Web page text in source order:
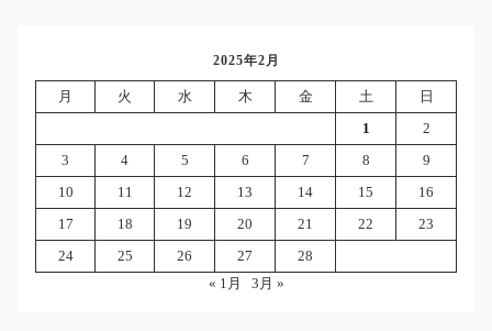
2025年2月
月 火 水 木 金 土
日
1
2
3
4 5 6 7 8
9
10
11 12 13 14 15
16
17
18 19 20 21 22
23
24
25 26 27
28
« 1月
3月 »